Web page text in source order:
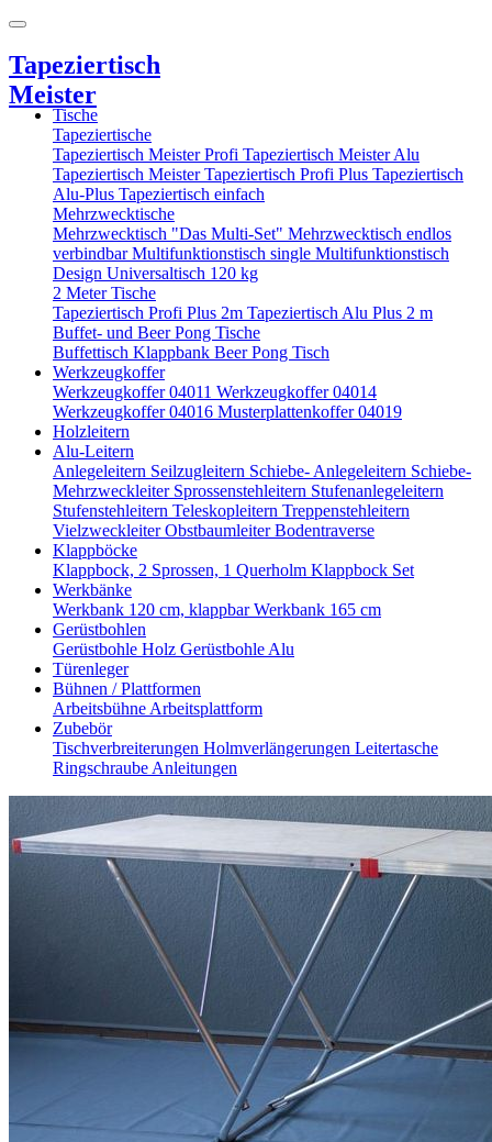
Tapeziertisch
Meister
Tische
Tapeziertische
Tapeziertisch Meister Profi Tapeziertisch Meister Alu
Tapeziertisch MeisterTapeziertisch Profi Plus Tapeziertisch
Alu-Plus Tapeziertisch einfach
Mehrzwecktische
Mehrzwecktisch "Das Multi-Set" Mehrzwecktisch endlos
verbindbarMultifunktionstisch single Multifunktionstisch
Design Universaltisch 120 kg
2 Meter Tische
Tapeziertisch Profi Plus 2m Tapeziertisch Alu Plus 2 m
Buffet- und Beer Pong Tische
Buffettisch Klappbank Beer Pong Tisch
Werkzeugkoffer
Werkzeugkoffer 04011 Werkzeugkoffer 04014
Werkzeugkoffer 04016 Musterplattenkoffer 04019
Holzleitern
Alu-Leitern
Anlegeleitern Seilzugleitern Schiebe- Anlegeleitern Schiebe-
Mehrzweckleiter Sprossenstehleitern Stufenanlegeleitern
Stufenstehleitern Teleskopleitern Treppenstehleitern
VielzweckleiterObstbaumleiterBodentraverse
Klappböcke
Klappbock, 2 Sprossen, 1 Querholm Klappbock Set
Werkbänke
Werkbank 120 cm, klappbarWerkbank 165 cm
Gerüstbohlen
Gerüstbohle Holz Gerüstbohle Alu
Türenleger
Bühnen / Plattformen
Arbeitsbühne Arbeitsplattform
Zubebör
Tischverbreiterungen Holmverlängerungen Leitertasche
Ringschraube Anleitungen